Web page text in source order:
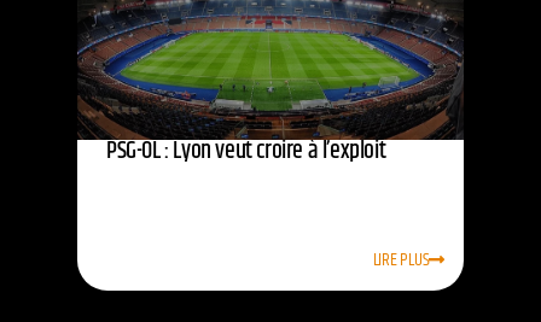
PSG-OL : Lyon veut croire à l’exploit
LIRE PLUS